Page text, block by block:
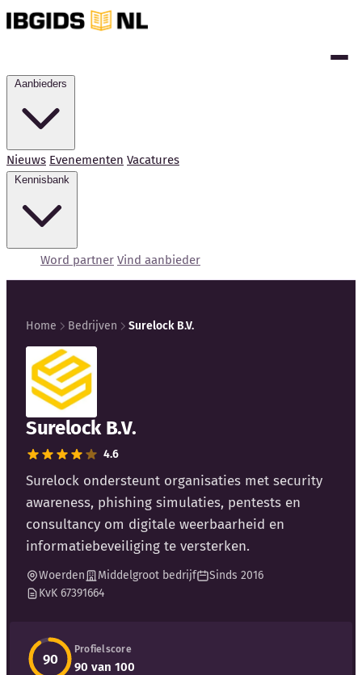
Nieuws Evenementen Vacatures
Word partner Vind aanbieder
Externe bronnen
Woordenboek
Home Bedrijven Surelock B.V.
Surelock B.V.
4.6
Surelock ondersteunt organisaties met security
awareness, phishing simulaties, pentests en
consultancy om digitale weerbaarheid en
informatiebeveiliging te versterken.
Woerden Middelgroot bedrijf
Sinds 2016
KvK 67391664
90
Profielscore
90 van 100